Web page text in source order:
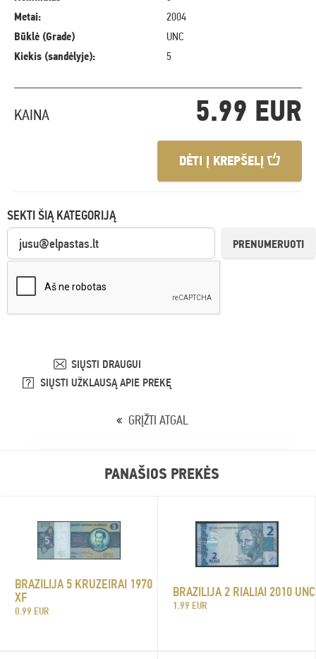
Metai:
2004
Būklė (Grade)
UNC
Kiekis (sandėlyje):
5
KAINA 5.99 EUR
DĖTI Į KREPŠELĮ
SEKTI ŠIĄ KATEGORIJĄ
PRENUMERUOTI
SIŲSTI DRAUGUI
SIŲSTI UŽKLAUSĄ APIE PREKĘ
GRĮŽTI ATGAL
PANAŠIOS PREKĖS
BRAZILIJA 5 KRUZEIRAI 1970
XF
0.99 EUR
BRAZILIJA 2 RIALIAI 2010 UNC
1.99 EUR